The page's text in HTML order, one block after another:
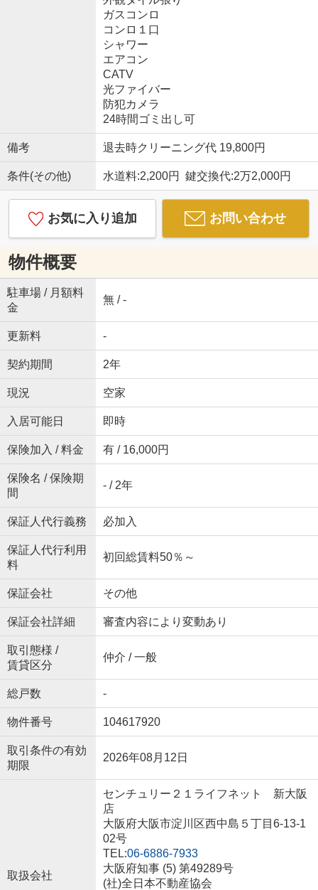
ガスコンロ
コンロ１口
シャワー
エアコン
CATV
光ファイバー
防犯カメラ
24時間ゴミ出し可
備考 退去時クリーニング代 19,800円
条件(その他) 水道料:2,200円 鍵交換代:2万2,000円
お気に入り追加 お問い合わせ
物件概要
駐車場 / 月額料
金
無 / -
更新料 -
契約期間 2年
現況 空家
入居可能日 即時
保険加入 / 料金 有 / 16,000円
保険名 / 保険期
間
- / 2年
保証人代行義務 必加入
保証人代行利用
料
初回総賃料50％～
保証会社 その他
保証会社詳細 審査内容により変動あり
取引態様 /
賃貸区分
仲介 / 一般
総戸数 -
物件番号 104617920
取引条件の有効
期限
2026年08月12日
取扱会社
センチュリー２１ライフネット 新大阪
店
大阪府大阪市淀川区西中島５丁目6-13-1
02号
TEL:06-6886-7933
大阪府知事 (5) 第49289号
(社)全日本不動産協会